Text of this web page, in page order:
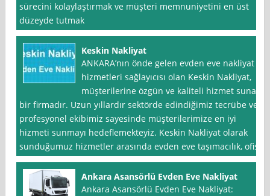
sürecini kolaylaştırmak ve müşteri memnuniyetini en üst
düzeyde tutmak
Keskin Nakliyat
ANKARA’nın önde gelen evden eve nakliyat
hizmetleri sağlayıcısı olan Keskin Nakliyat,
müşterilerine özgün ve kaliteli hizmet sunan
bir firmadır. Uzun yıllardır sektörde edindiğimiz tecrübe ve
profesyonel ekibimiz sayesinde müşterilerimize en iyi
hizmeti sunmayı hedeflemekteyiz. Keskin Nakliyat olarak
sunduğumuz hizmetler arasında evden eve taşımacılık, ofis
Ankara Asansörlü Evden Eve Nakliyat
Ankara Asansörlü Evden Eve Nakliyat: